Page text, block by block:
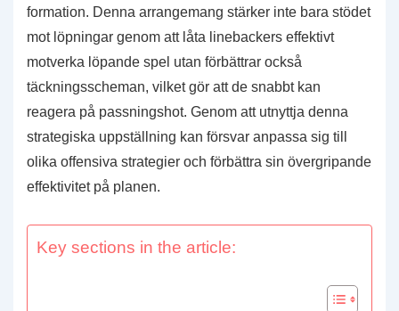
formation. Denna arrangemang stärker inte bara stödet
mot löpningar genom att låta linebackers effektivt
motverka löpande spel utan förbättrar också
täckningsscheman, vilket gör att de snabbt kan
reagera på passningshot. Genom att utnyttja denna
strategiska uppställning kan försvar anpassa sig till
olika offensiva strategier och förbättra sin övergripande
effektivitet på planen.
Key sections in the article: